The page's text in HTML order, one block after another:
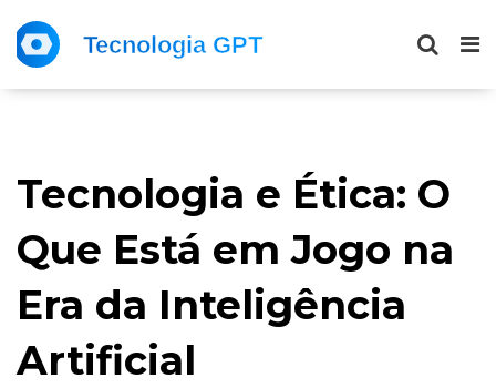
Tecnologia e Ética: O
Que Está em Jogo na
Era da Inteligência
Artificial